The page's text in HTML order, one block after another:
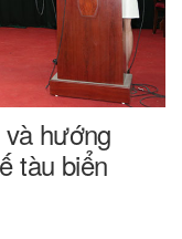
hướng
tàu biển